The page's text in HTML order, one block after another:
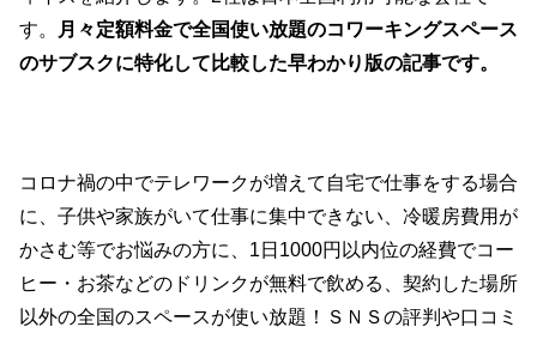
す。
月々定額料金で全国使い放題のコワーキングスペース
のサブスクに特化して比較した早わかり版の記事です。
コロナ禍の中でテレワークが増えて自宅で仕事をする場合
に、子供や家族がいて仕事に集中できない、冷暖房費用が
かさむ等でお悩みの方に、1日1000円以内位の経費でコー
ヒー・お茶などのドリンクが無料で飲める、契約した場所
以外の全国のスペースが使い放題！ＳＮＳの評判や口コミ